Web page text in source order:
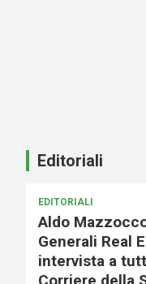
Editoriali
EDITORIALI
Aldo
Generali Real
intervista a